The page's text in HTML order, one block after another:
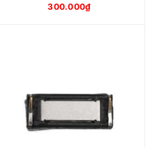
300.000₫